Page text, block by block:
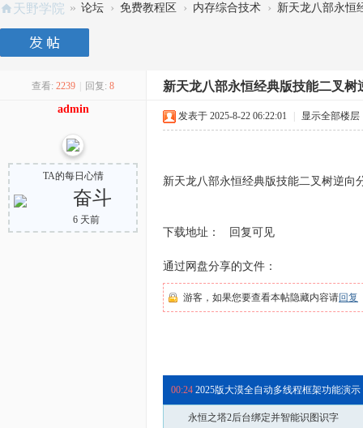
天野学院 » 论坛 › 免费教程区 › 内存综合技术 › 新天龙八部永恒
查看: 2239 回复: 8 新天龙八部永恒经典版技能二叉树
admin
TA的每日心情
奋斗
6 天前
发表于 2025-8-22 06:22:01 显示全部楼层
新天龙八部永恒经典版技能二叉树逆向
下载地址： 回复可见
通过网盘分享的文件：
游客，如果您要查看本帖隐藏内容请回复
00:24 2025版大漠全自动多线程框架功能演示
永恒之塔2后台绑定并智能识图识字